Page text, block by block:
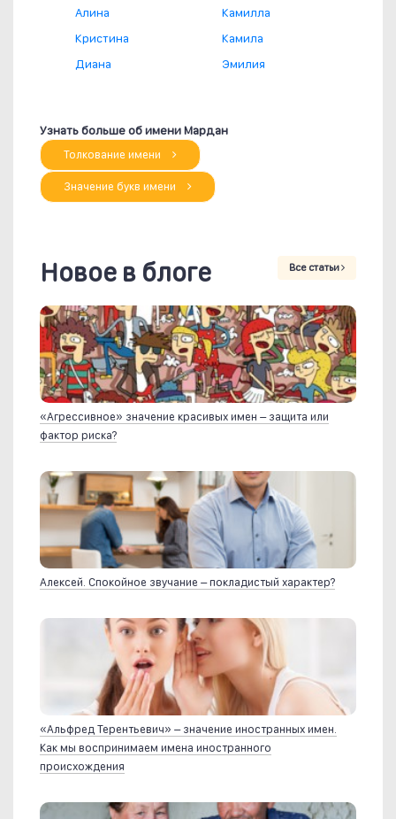
Алина
Кристина
Диана
Камилла
Камила
Эмилия
Узнать больше об имени Мардан
Толкование имени
Значение букв имени
Новое в блоге Все статьи
«Агрессивное» значение красивых имен – защита или
фактор риска?
Алексей. Спокойное звучание – покладистый характер?
«Альфред Терентьевич» – значение иностранных имен.
Как мы воспринимаем имена иностранного
происхождения